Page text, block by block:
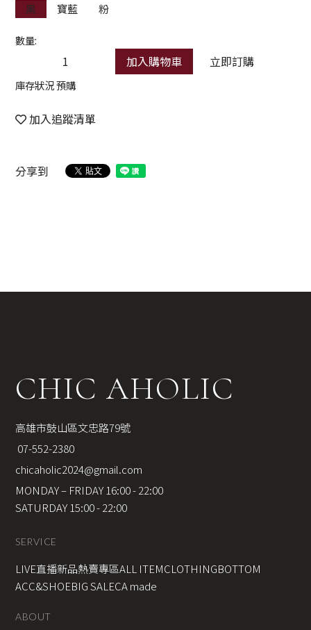
黑
寶藍 粉
數量:
加入購物車 立即訂購
庫存狀況 預購
加入追蹤清單
分享到
CHIC AHOLIC
高雄市鼓山區文忠路79號
07-552-2380
chicaholic2024@gmail.com
MONDAY – FRIDAY 16:00 - 22:00
SATURDAY 15:00 - 22:00
SERVICE
LIVE直播新品熱賣專區ALL ITEMCLOTHINGBOTTOM
ACC&SHOEBIG SALECA made
ABOUT